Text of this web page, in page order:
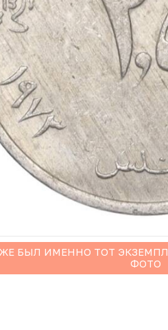
БЫЛ ИМЕННО ТОТ
ФОТО